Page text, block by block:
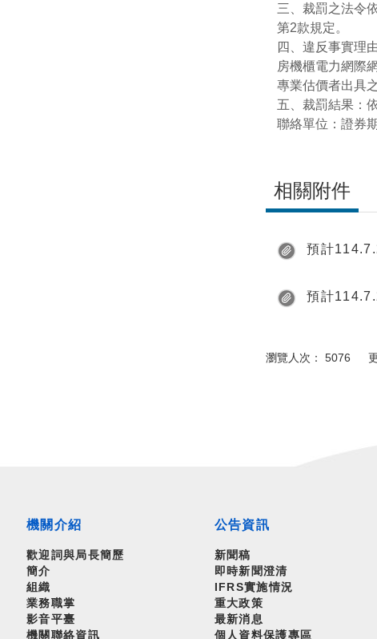
三、裁罰之法令
第2款規定。
四、違反事實理
房機櫃電力網際
專業估價者出具
五、裁罰結果：
聯絡單位：證券
相關附件
預計
預計
瀏覽人次： 5076 更
機關介紹
歡迎詞與局長簡歷
簡介
組織
業務職掌
影音平臺
機關聯絡資訊
公告資訊
新聞稿
即時新聞澄清
IFRS實施情況
重大政策
最新消息
個人資料保護專區